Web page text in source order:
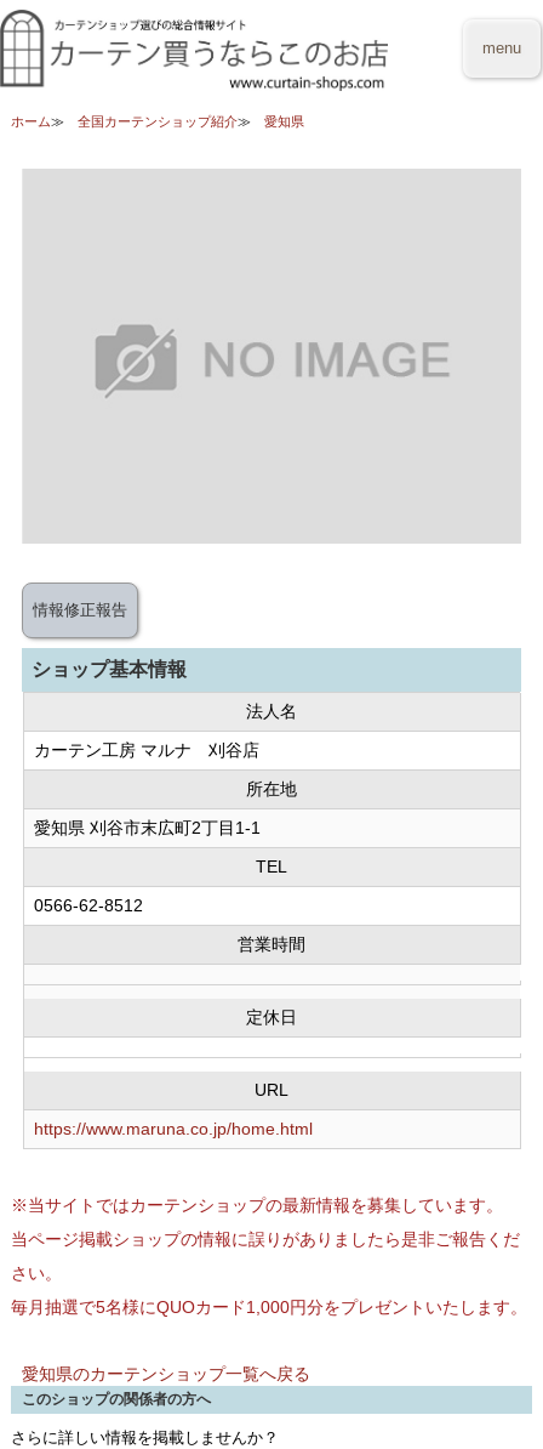
menu
ホーム 全国カーテンショップ紹介 愛知県
情報修正報告
ショップ基本情報
法人名
カーテン工房 マルナ 刈谷店
所在地
愛知県 刈谷市末広町2丁目1-1
TEL
0566-62-8512
営業時間
定休日
URL
https://www.maruna.co.jp/home.html
※当サイトではカーテンショップの最新情報を募集しています。
当ページ掲載ショップの情報に誤りがありましたら是非ご報告くだ
さい。
毎月抽選で5名様にQUOカード1,000円分をプレゼントいたします。
愛知県のカーテンショップ一覧へ戻る
このショップの関係者の方へ
さらに詳しい情報を掲載しませんか？